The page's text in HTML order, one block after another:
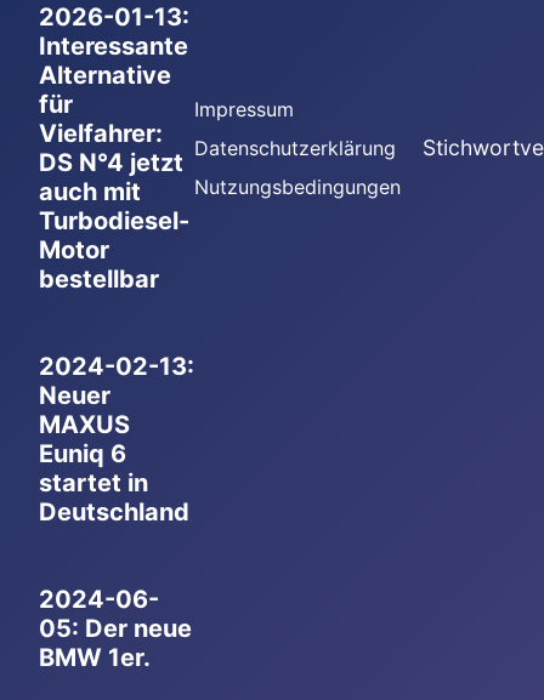
2026-01-13:
Interessante
Alternative
für
Vielfahrer:
DS N°4 jetzt
auch mit
Turbodiesel-
Motor
bestellbar
2024-02-13:
Neuer
MAXUS
Euniq 6
startet in
Deutschland
2024-06-
05: Der neue
BMW 1er.
Impressum
Datenschutzerklärung
Nutzungsbedingungen